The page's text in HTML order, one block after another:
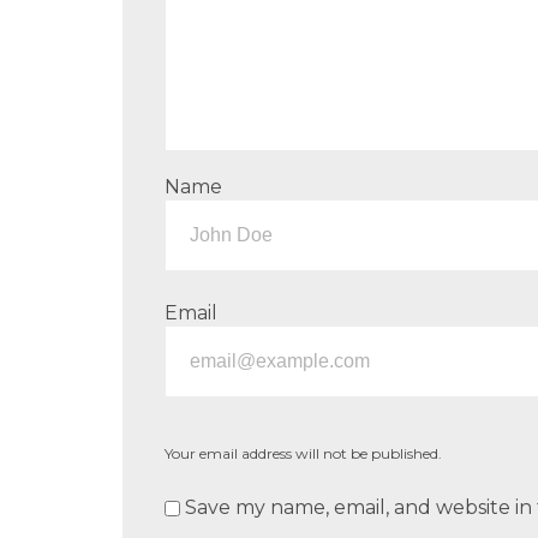
Name
Email
Your email address will not be published.
Save my name, email, and website